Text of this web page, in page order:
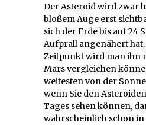
Der Asteroid wird zwar
bloßem Auge erst
sich der Erde bis auf 24
Aufprall angenähert hat.
Zeitpunkt wird man ihn
Mars vergleichen
weitesten von der
wenn Sie den
Tages sehen können,
wahrscheinlich schon in